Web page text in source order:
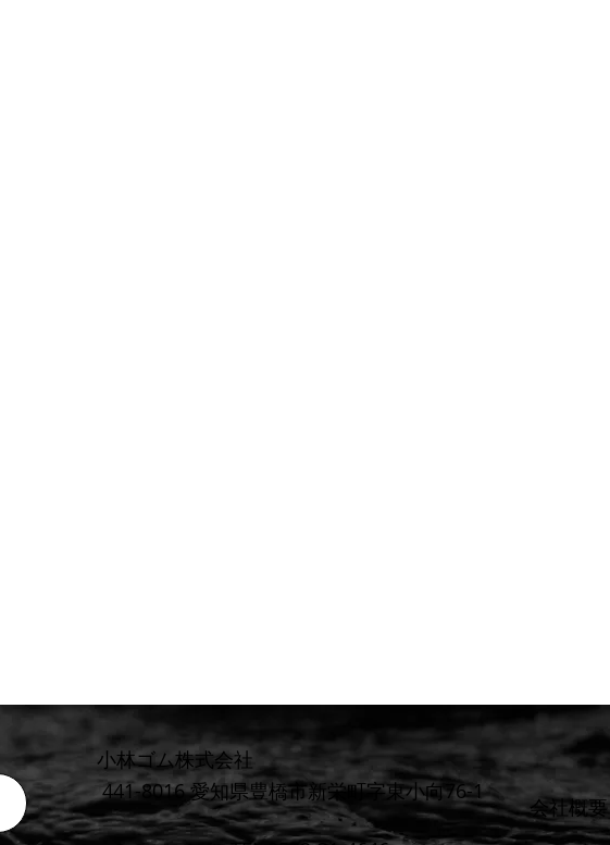
小林ゴム株式会社
441-8016 愛知県豊橋市新栄町字東小向76-1
​会社概要